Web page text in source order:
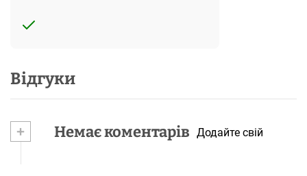
Відгуки
+ Немає коментарів Додайте свій